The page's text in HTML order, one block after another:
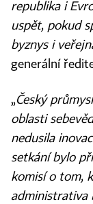
republika i
uspět, pokud
byznys i
generální
„Český
oblasti
nedusila
setkání bylo
komisí o tom,
administrativa